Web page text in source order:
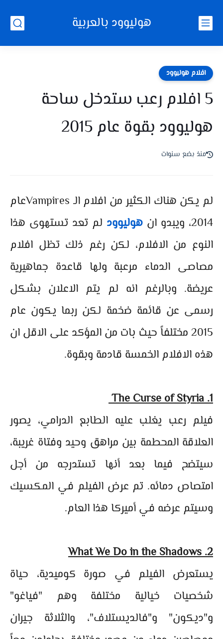
هوليوود بالعربية
افلام هوليوود
5 افلام رعب ستدخل ساحة
هوليوود بقوة عام 2015
منذ بضع سنوات
لم يكن هناك الكثير من افلام الـ Vampiresعام
2014، ويبدو ان
هوليوود لم تعد تستهوى هذا
النوع من الافلام، لكن رغم ذلك تظل افلام
مصاصى الدماء مرعبة ولها قاعدة جماهيرية
عريضة. وبالرغم انه لم يتم الاعلان بشكل
رسمى عن قائمة ضخمة لكن ربما يكون عام
2015 مختلفاً حيث بات من المؤكد على الاقل ان
هذه الافلام الخمسة قادمة وبقوة.
1. The Curse of Styria
فيلم رعب يغلب عليه الطابع الدرامي، يصور
العلاقة المحطمة بين مراهق وحيد وفتاة غريبة،
سيتضح فيما بعد أنها تستدرجه من أجل
امتصاص دمائه. تم عرض الفيلم في المكسيك
وسيتم عرضه في أميركا هذا العام.
2. What We Do in the Shadows
يستعرض الفيلم في صورة كوميدية، حياة
شخصيات خيالية مختلفة وهم "فياغو"
و"ديكون" و"فالديستلاف"، والثلاثة جيران